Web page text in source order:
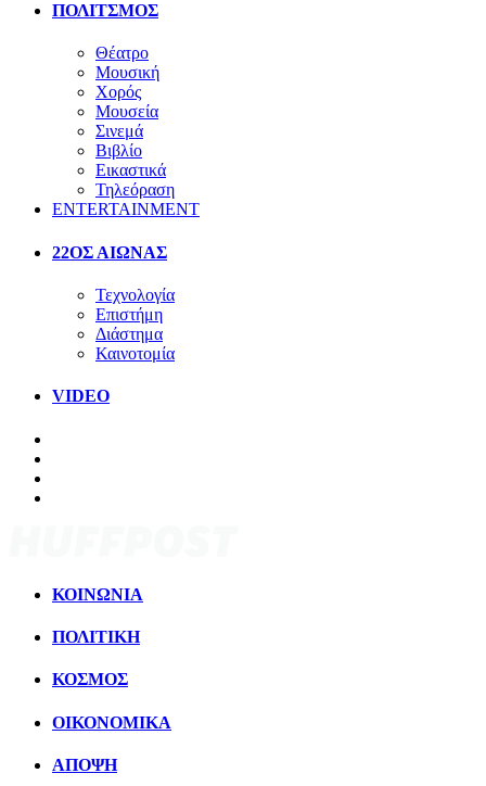
ΠΟΛΙΤΣΜΟΣ
Θέατρο
Μουσική
Χορός
Μουσεία
Σινεμά
Βιβλίο
Εικαστικά
Τηλεόραση
ENTERTAINMENT
22ΟΣ ΑΙΩΝΑΣ
Τεχνολογία
Επιστήμη
Διάστημα
Καινοτομία
VIDEO
ΚΟΙΝΩΝΙΑ
ΠΟΛΙΤΙΚΗ
ΚΟΣΜΟΣ
ΟΙΚΟΝΟΜΙΚΑ
ΑΠΟΨΗ